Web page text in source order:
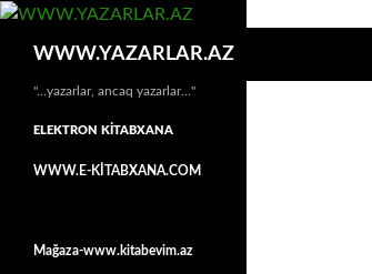
WWW.YAZARLAR.AZ
"…yazarlar, ancaq yazarlar…"
ELEKTRON KİTABXANA
WWW.E-KİTABXANA.COM
Mağaza-www.kitabevim.az